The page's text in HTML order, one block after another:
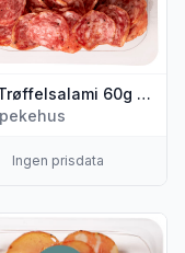
Jåla Trøffelsalami 60g Ask
Ingen prisdata
Chorizo skivet 60g
detaljer for